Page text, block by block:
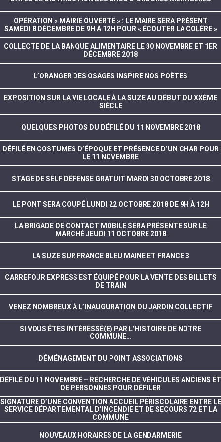
OPÉRATION « MAIRIE OUVERTE » : LE MAIRE SERA PRÉSENT
SAMEDI 8 DÉCEMBRE DE 9H À 12H POUR « ÉCOUTER LA COLÈRE »
COLLECTE DE LA BANQUE ALIMENTAIRE LE 30 NOVEMBRE ET 1ER
DÉCEMBRE 2018
L’ORANGER DES OSAGES INSPIRE NOS POÈTES
EXPOSITION SUR LA VIE LOCALE À LA SUZE AU DÉBUT DU XXÈME
SIÈCLE
QUELQUES PHOTOS DU DÉFILÉ DU 11 NOVEMBRE 2018
DÉFILÉ EN COSTUMES D’ÉPOQUE ET PRÉSENCE D’UN CHAR POUR
LE 11 NOVEMBRE
STAGE DE SELF DÉFENSE GRATUIT MARDI 30 OCTOBRE 2018
LE PONT SERA COUPÉ LUNDI 22 OCTOBRE 2018 DE 9H À 12H
LA BRIGADE DE CONTACT MOBILE SERA PRÉSENTE SUR LE
MARCHÉ JEUDI 11 OCTOBRE 2018
LA SUZE SUR FRANCE BLEU MAINE ET FRANCE 3
CARREFOUR EXPRESS EST ÉQUIPÉ POUR LA VENTE DES BILLETS
DE TRAIN
VENEZ NOMBREUX À L’INAUGURATION DU JARDIN COLLECTIF
SI VOUS ÊTES INTÉRESSÉ(E) PAR L’HISTOIRE DE NOTRE
COMMUNE…
DÉMÉNAGEMENT DU POINT ASSOCIATIONS
DÉFILÉ DU 11 NOVEMBRE – RECHERCHE DE VÉHICULES ANCIENS ET
DE PERSONNES POUR DÉFILER
SIGNATURE D’UNE CONVENTION ACCUEIL PÉRISCOLAIRE ENTRE LE
SERVICE DÉPARTEMENTAL D’INCENDIE ET DE SECOURS 72 ET LA
COMMUNE
NOUVEAUX HORAIRES DE LA GENDARMERIE